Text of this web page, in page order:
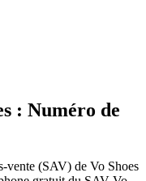
: Numéro de
vente (SAV) de Vo Shoes